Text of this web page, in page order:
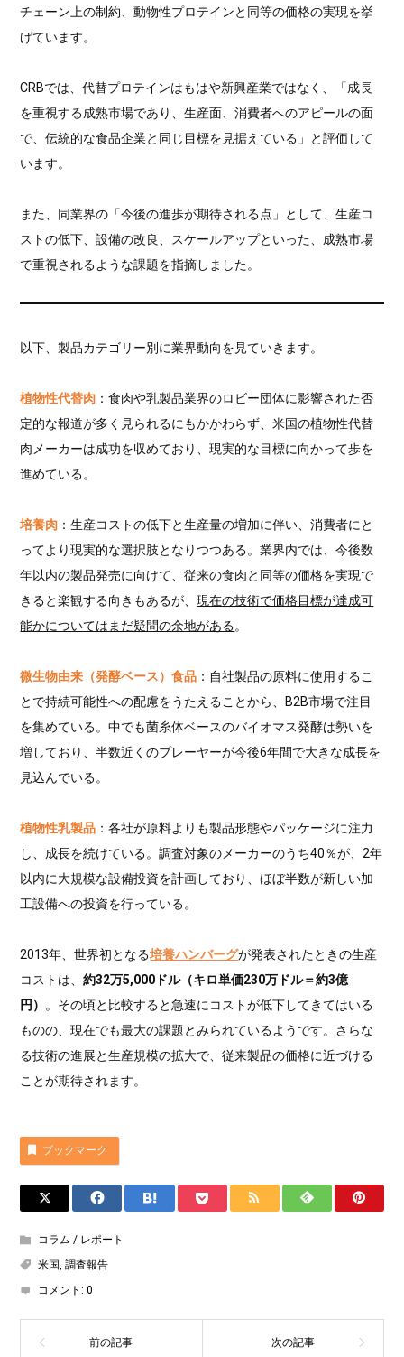
チェーン上の制約、動物性プロテインと同等の価格の実現を挙
げています。
CRBでは、代替プロテインはもはや新興産業ではなく、「成長
を重視する成熟市場であり、生産面、消費者へのアピールの面
で、伝統的な食品企業と同じ目標を見据えている」と評価して
います。
また、同業界の「今後の進歩が期待される点」として、生産コ
ストの低下、設備の改良、スケールアップといった、成熟市場
で重視されるような課題を指摘しました。
以下、製品カテゴリー別に業界動向を見ていきます。
植物性代替肉 ：食肉や乳製品業界のロビー団体に影響された否
定的な報道が多く見られるにもかかわらず、米国の植物性代替
肉メーカーは成功を収めており、現実的な目標に向かって歩を
進めている。
培養肉 ：生産コストの低下と生産量の増加に伴い、消費者にと
ってより現実的な選択肢となりつつある。業界内では、今後数
年以内の製品発売に向けて、従来の食肉と同等の価格を実現で
きると楽観する向きもあるが、現在の技術で価格目標が達成可
能かについてはまだ疑問の余地がある。
微生物由来（発酵ベース）食品 ：自社製品の原料に使用するこ
とで持続可能性への配慮をうたえることから、B2B市場で注目
を集めている。中でも菌糸体ベースのバイオマス発酵は勢いを
増しており、半数近くのプレーヤーが今後6年間で大きな成長を
見込んでいる。
植物性乳製品 ：各社が原料よりも製品形態やパッケージに注力
し、成長を続けている。調査対象のメーカーのうち40％が、2年
以内に大規模な設備投資を計画しており、ほぼ半数が新しい加
工設備への投資を行っている。
2013年、世界初となる培養ハンバーグが発表されたときの生産
コストは、約32万5,000ドル（キロ単価230万ドル＝約3億
円） 。その頃と比較すると急速にコストが低下してきてはいる
ものの、現在でも最大の課題とみられているようです。さらな
る技術の進展と生産規模の拡大で、従来製品の価格に近づける
ことが期待されます。
ブックマーク
コラム / レポート
米国,調査報告
コメント:0